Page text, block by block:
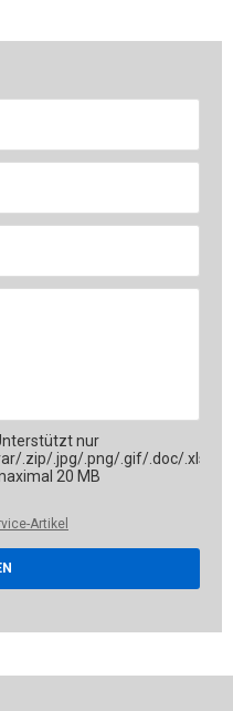
nur
.zip/.jpg/.png/.gif/.doc/.xls/
20 MB
Artikel